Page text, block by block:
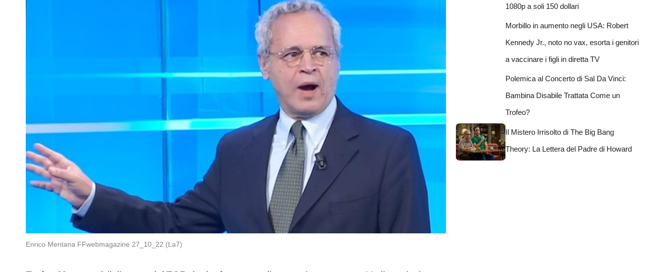
Enrico Mentana FFwebmagazine 27_10_22 (La7)
1080p a soli 150 dollari
Morbillo in aumento negli USA: Robert
Kennedy Jr., noto no vax, esorta i genitori
a vaccinare i figli in diretta TV
Polemica al Concerto di Sal Da Vinci:
Bambina Disabile Trattata Come un
Trofeo?
Il Mistero Irrisolto di The Big Bang
Theory: La Lettera del Padre di Howard